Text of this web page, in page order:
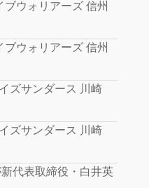
ウォリアーズ 信州
ウォリアーズ 信州
ズサンダース 川崎
ズサンダース 川崎
代表取締役・白井英